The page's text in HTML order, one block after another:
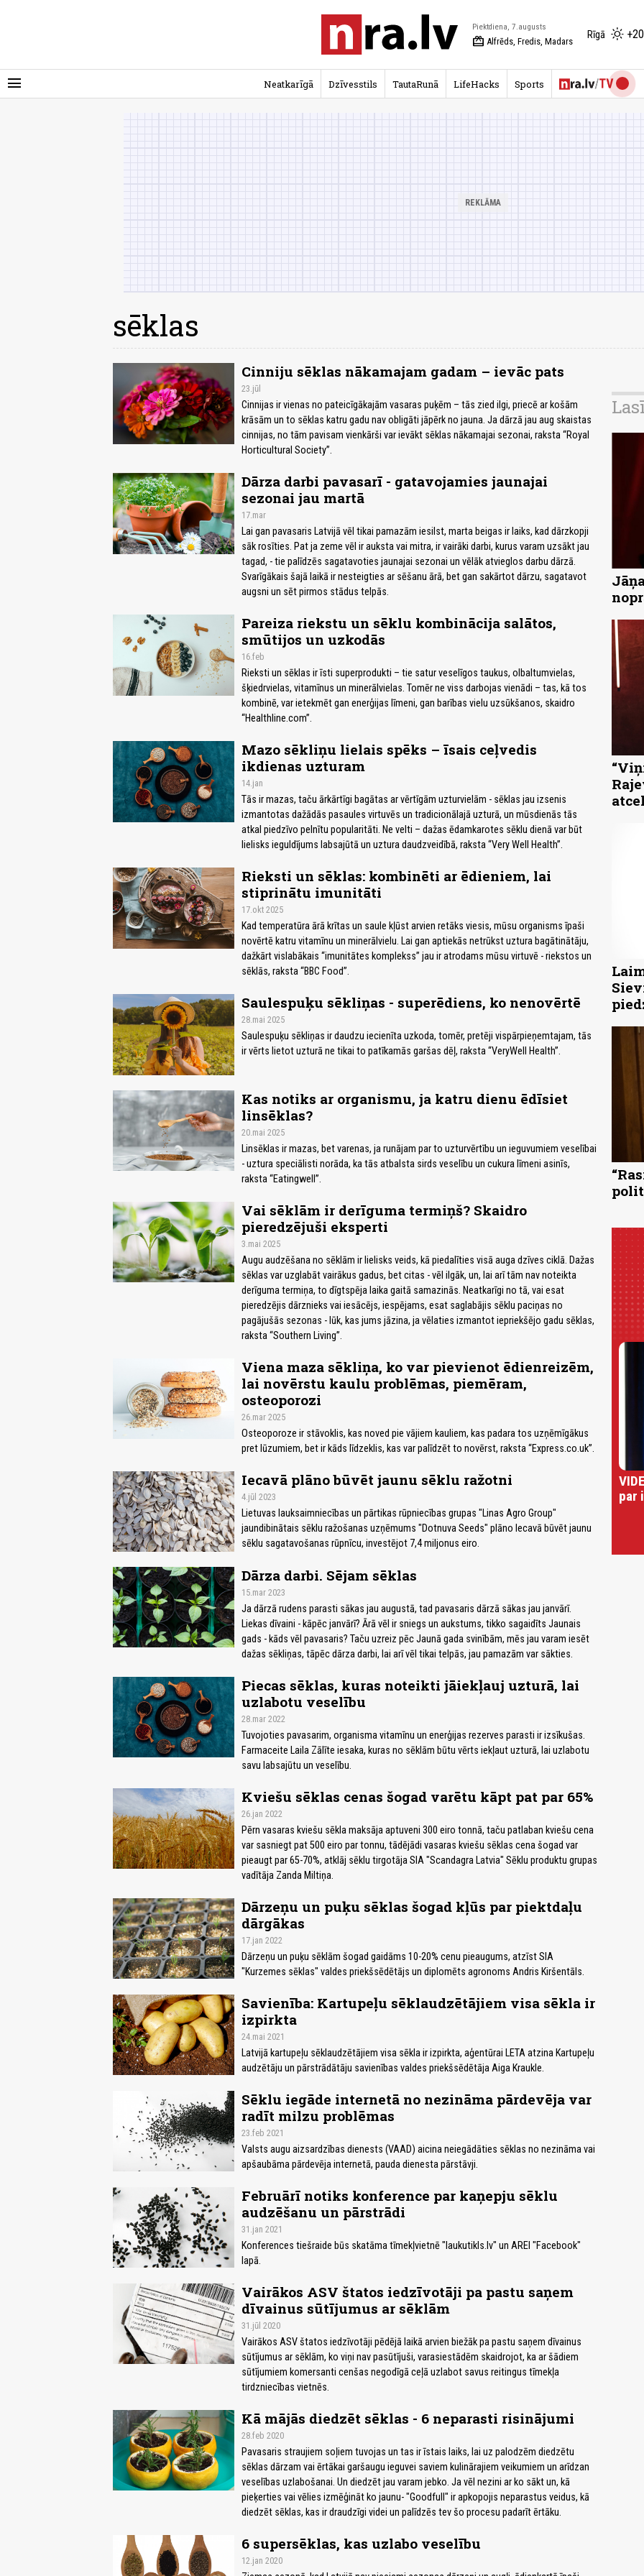
menu
Piektdiena, 7.augusts
redeem Alfrēds, Fredis, Madars
Rīgā
Neatkarīgā Dzīvesstils TautaRunā LifeHacks Sports
sēklas
Cinniju sēklas nākamajam gadam – ievāc pats
23.jūl
Cinnijas ir vienas no pateicīgākajām vasaras puķēm – tās zied ilgi, priecē ar košām
krāsām un to sēklas katru gadu nav obligāti jāpērk no jauna. Ja dārzā jau aug skaistas
cinnijas, no tām pavisam vienkārši var ievākt sēklas nākamajai sezonai, raksta “Royal
Horticultural Society”.
Dārza darbi pavasarī - gatavojamies jaunajai
sezonai jau martā
17.mar
Lai gan pavasaris Latvijā vēl tikai pamazām iesilst, marta beigas ir laiks, kad dārzkopji
sāk rosīties. Pat ja zeme vēl ir auksta vai mitra, ir vairāki darbi, kurus varam uzsākt jau
tagad, - tie palīdzēs sagatavoties jaunajai sezonai un vēlāk atvieglos darbu dārzā.
Svarīgākais šajā laikā ir nesteigties ar sēšanu ārā, bet gan sakārtot dārzu, sagatavot
augsni un sēt pirmos stādus telpās.
Pareiza riekstu un sēklu kombinācija salātos,
smūtijos un uzkodās
16.feb
Rieksti un sēklas ir īsti superprodukti – tie satur veselīgos taukus, olbaltumvielas,
šķiedrvielas, vitamīnus un minerālvielas. Tomēr ne viss darbojas vienādi – tas, kā tos
kombinē, var ietekmēt gan enerģijas līmeni, gan barības vielu uzsūkšanos, skaidro
“Healthline.com”.
Mazo sēkliņu lielais spēks – īsais ceļvedis
ikdienas uzturam
14.jan
Tās ir mazas, taču ārkārtīgi bagātas ar vērtīgām uzturvielām - sēklas jau izsenis
izmantotas dažādās pasaules virtuvēs un tradicionālajā uzturā, un mūsdienās tās
atkal piedzīvo pelnītu popularitāti. Ne velti – dažas ēdamkarotes sēklu dienā var būt
lielisks ieguldījums labsajūtā un uztura daudzveidībā, raksta “Very Well Health”.
Rieksti un sēklas: kombinēti ar ēdieniem, lai
stiprinātu imunitāti
17.okt 2025
Kad temperatūra ārā krītas un saule kļūst arvien retāks viesis, mūsu organisms īpaši
novērtē katru vitamīnu un minerālvielu. Lai gan aptiekās netrūkst uztura bagātinātāju,
dažkārt vislabākais “imunitātes komplekss” jau ir atrodams mūsu virtuvē - riekstos un
sēklās, raksta “BBC Food”.
Saulespuķu sēkliņas - superēdiens, ko nenovērtē
28.mai 2025
Saulespuķu sēkliņas ir daudzu iecienīta uzkoda, tomēr, pretēji vispārpieņemtajam, tās
ir vērts lietot uzturā ne tikai to patīkamās garšas dēļ, raksta “VeryWell Health”.
Kas notiks ar organismu, ja katru dienu ēdīsiet
linsēklas?
20.mai 2025
Linsēklas ir mazas, bet varenas, ja runājam par to uzturvērtību un ieguvumiem veselībai
- uztura speciālisti norāda, ka tās atbalsta sirds veselību un cukura līmeni asinīs,
raksta “Eatingwell”.
Vai sēklām ir derīguma termiņš? Skaidro
pieredzējuši eksperti
3.mai 2025
Augu audzēšana no sēklām ir lielisks veids, kā piedalīties visā auga dzīves ciklā. Dažas
sēklas var uzglabāt vairākus gadus, bet citas - vēl ilgāk, un, lai arī tām nav noteikta
derīguma termiņa, to dīgtspēja laika gaitā samazinās. Neatkarīgi no tā, vai esat
pieredzējis dārznieks vai iesācējs, iespējams, esat saglabājis sēklu paciņas no
pagājušās sezonas - lūk, kas jums jāzina, ja vēlaties izmantot iepriekšējo gadu sēklas,
raksta “Southern Living”.
Viena maza sēkliņa, ko var pievienot ēdienreizēm,
lai novērstu kaulu problēmas, piemēram,
osteoporozi
26.mar 2025
Osteoporoze ir stāvoklis, kas noved pie vājiem kauliem, kas padara tos uzņēmīgākus
pret lūzumiem, bet ir kāds līdzeklis, kas var palīdzēt to novērst, raksta “Express.co.uk”.
Iecavā plāno būvēt jaunu sēklu ražotni
4.jūl 2023
Lietuvas lauksaimniecības un pārtikas rūpniecības grupas "Linas Agro Group"
jaundibinātais sēklu ražošanas uzņēmums "Dotnuva Seeds" plāno Iecavā būvēt jaunu
sēklu sagatavošanas rūpnīcu, investējot 7,4 miljonus eiro.
Dārza darbi. Sējam sēklas
15.mar 2023
Ja dārzā rudens parasti sākas jau augustā, tad pavasaris dārzā sākas jau janvārī.
Liekas dīvaini - kāpēc janvārī? Ārā vēl ir sniegs un aukstums, tikko sagaidīts Jaunais
gads - kāds vēl pavasaris? Taču uzreiz pēc Jaunā gada svinībām, mēs jau varam iesēt
dažas sēkliņas, tāpēc dārza darbi, lai arī vēl tikai telpās, jau pamazām var sākties.
Piecas sēklas, kuras noteikti jāiekļauj uzturā, lai
uzlabotu veselību
28.mar 2022
Tuvojoties pavasarim, organisma vitamīnu un enerģijas rezerves parasti ir izsīkušas.
Farmaceite Laila Zālīte iesaka, kuras no sēklām būtu vērts iekļaut uzturā, lai uzlabotu
savu labsajūtu un veselību.
Kviešu sēklas cenas šogad varētu kāpt pat par 65%
26.jan 2022
Pērn vasaras kviešu sēkla maksāja aptuveni 300 eiro tonnā, taču patlaban kviešu cena
var sasniegt pat 500 eiro par tonnu, tādējādi vasaras kviešu sēklas cena šogad var
pieaugt par 65-70%, atklāj sēklu tirgotāja SIA "Scandagra Latvia" Sēklu produktu grupas
vadītāja Zanda Miltiņa.
Dārzeņu un puķu sēklas šogad kļūs par piektdaļu
dārgākas
17.jan 2022
Dārzeņu un puķu sēklām šogad gaidāms 10-20% cenu pieaugums, atzīst SIA
"Kurzemes sēklas" valdes priekšsēdētājs un diplomēts agronoms Andris Kiršentāls.
Savienība: Kartupeļu sēklaudzētājiem visa sēkla ir
izpirkta
24.mai 2021
Latvijā kartupeļu sēklaudzētājiem visa sēkla ir izpirkta, aģentūrai LETA atzina Kartupeļu
audzētāju un pārstrādātāju savienības valdes priekšsēdētāja Aiga Kraukle.
Sēklu iegāde internetā no nezināma pārdevēja var
radīt milzu problēmas
23.feb 2021
Valsts augu aizsardzības dienests (VAAD) aicina neiegādāties sēklas no nezināma vai
apšaubāma pārdevēja internetā, pauda dienesta pārstāvji.
Februārī notiks konference par kaņepju sēklu
audzēšanu un pārstrādi
31.jan 2021
Konferences tiešraide būs skatāma tīmekļvietnē "laukutikls.lv" un AREI "Facebook"
lapā.
Vairākos ASV štatos iedzīvotāji pa pastu saņem
dīvainus sūtījumus ar sēklām
31.jūl 2020
Vairākos ASV štatos iedzīvotāji pēdējā laikā arvien biežāk pa pastu saņem dīvainus
sūtījumus ar sēklām, ko viņi nav pasūtījuši, varasiestādēm skaidrojot, ka ar šādiem
sūtījumiem komersanti cenšas negodīgā ceļā uzlabot savus reitingus tīmekļa
tirdzniecības vietnēs.
Kā mājās diedzēt sēklas - 6 neparasti risinājumi
28.feb 2020
Pavasaris straujiem soļiem tuvojas un tas ir īstais laiks, lai uz palodzēm diedzētu
sēklas dārzam vai ērtākai garšaugu ieguvei saviem kulinārajiem veikumiem un arīdzan
veselības uzlabošanai. Un diedzēt jau varam jebko. Ja vēl nezini ar ko sākt un, kā
pieķerties vai vēlies izmēģināt ko jaunu- "Goodfull" ir apkopojis neparastus veidus, kā
diedzēt sēklas, kas ir draudzīgi videi un palīdzēs tev šo procesu padarīt ērtāku.
6 supersēklas, kas uzlabo veselību
12.jan 2020
par